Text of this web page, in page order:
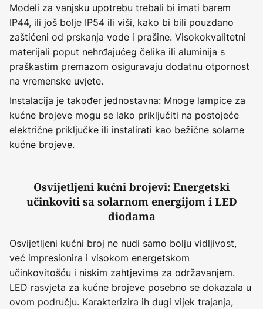
Modeli za vanjsku upotrebu trebali bi imati barem
IP44, ili još bolje IP54 ili viši, kako bi bili pouzdano
zaštićeni od prskanja vode i prašine. Visokokvalitetni
materijali poput nehrđajućeg čelika ili aluminija s
praškastim premazom osiguravaju dodatnu otpornost
na vremenske uvjete.
Instalacija je također jednostavna: Mnoge lampice za
kućne brojeve mogu se lako priključiti na postojeće
električne priključke ili instalirati kao bežične solarne
kućne brojeve.
Osvijetljeni kućni brojevi: Energetski
učinkoviti sa solarnom energijom i LED
diodama
Osvijetljeni kućni broj ne nudi samo bolju vidljivost,
već impresionira i visokom energetskom
učinkovitošću i niskim zahtjevima za održavanjem.
LED rasvjeta za kućne brojeve posebno se dokazala u
ovom području. Karakterizira ih dugi vijek trajanja,